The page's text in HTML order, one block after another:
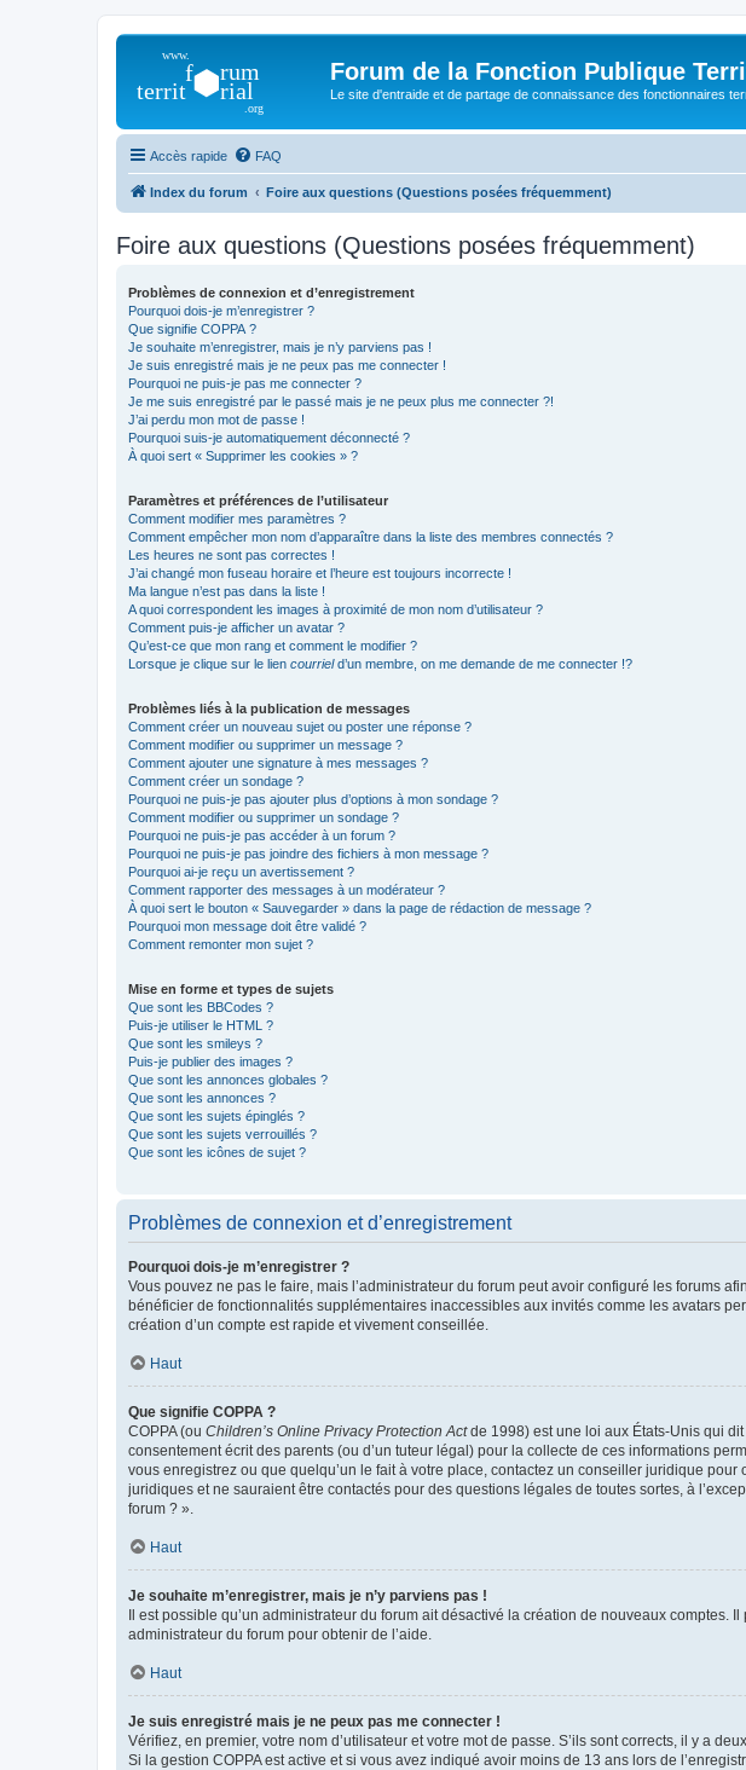
Forum de la Fonction Publique
Le site d'entraide et de partage de connaissance des fonctionnaires
Accès rapide FAQ
Index du forum Foire aux questions (Questions posées fréquemment)
Foire aux questions (Questions posées fréquemment)
Problèmes de connexion et d’enregistrement
Pourquoi dois-je m’enregistrer ?
Que signifie COPPA ?
Je souhaite m’enregistrer, mais je n’y parviens pas !
Je suis enregistré mais je ne peux pas me connecter !
Pourquoi ne puis-je pas me connecter ?
Je me suis enregistré par le passé mais je ne peux plus me connecter ?!
J’ai perdu mon mot de passe !
Pourquoi suis-je automatiquement déconnecté ?
À quoi sert « Supprimer les cookies » ?
Paramètres et préférences de l’utilisateur
Comment modifier mes paramètres ?
Comment empêcher mon nom d’apparaître dans la liste des membres connectés ?
Les heures ne sont pas correctes !
J’ai changé mon fuseau horaire et l’heure est toujours incorrecte !
Ma langue n’est pas dans la liste !
A quoi correspondent les images à proximité de mon nom d’utilisateur ?
Comment puis-je afficher un avatar ?
Qu’est-ce que mon rang et comment le modifier ?
Lorsque je clique sur le lien courrield’un membre, on me demande de me connecter !?
Problèmes liés à la publication de messages
Comment créer un nouveau sujet ou poster une réponse ?
Comment modifier ou supprimer un message ?
Comment ajouter une signature à mes messages ?
Comment créer un sondage ?
Pourquoi ne puis-je pas ajouter plus d’options à mon sondage ?
Comment modifier ou supprimer un sondage ?
Pourquoi ne puis-je pas accéder à un forum ?
Pourquoi ne puis-je pas joindre des fichiers à mon message ?
Pourquoi ai-je reçu un avertissement ?
Comment rapporter des messages à un modérateur ?
À quoi sert le bouton « Sauvegarder » dans la page de rédaction de message ?
Pourquoi mon message doit être validé ?
Comment remonter mon sujet ?
Mise en forme et types de sujets
Que sont les BBCodes ?
Puis-je utiliser le HTML ?
Que sont les smileys ?
Puis-je publier des images ?
Que sont les annonces globales ?
Que sont les annonces ?
Que sont les sujets épinglés ?
Que sont les sujets verrouillés ?
Que sont les icônes de sujet ?
Problèmes de connexion et d’enregistrement
Pourquoi dois-je m’enregistrer ?
Vous pouvez ne pas le faire, mais l’administrateur du forum peut avoir configuré les forums
bénéficier de fonctionnalités supplémentaires inaccessibles aux invités comme les avatars
création d’un compte est rapide et vivement conseillée.
Haut
Que signifie COPPA ?
COPPA (ou Children’s Online Privacy Protection Actde 1998) est une loi aux États-Unis qui
consentement écrit des parents (ou d’un tuteur légal) pour la collecte de ces informations
vous enregistrez ou que quelqu’un le fait à votre place, contactez un conseiller juridique
juridiques et ne sauraient être contactés pour des questions légales de toutes sortes, à
forum ? ».
Haut
Je souhaite m’enregistrer, mais je n’y parviens pas !
Il est possible qu’un administrateur du forum ait désactivé la création de nouveaux
administrateur du forum pour obtenir de l’aide.
Haut
Je suis enregistré mais je ne peux pas me connecter !
Vérifiez, en premier, votre nom d’utilisateur et votre mot de passe. S’ils sont corrects, il y a
Si la gestion COPPA est active et si vous avez indiqué avoir moins de 13 ans lors de